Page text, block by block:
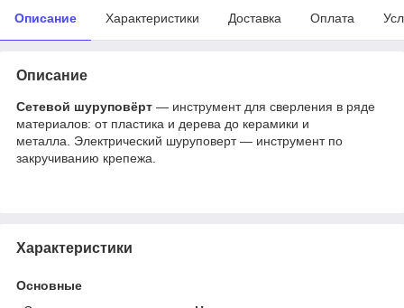
Описание Характеристики Доставка Оплата
Описание
Сетевой шуруповёрт — инструмент для сверления в ряде
материалов: от пластика и дерева до керамики и
металла. Электрический шуруповерт — инструмент по
закручиванию крепежа.
Характеристики
Основные